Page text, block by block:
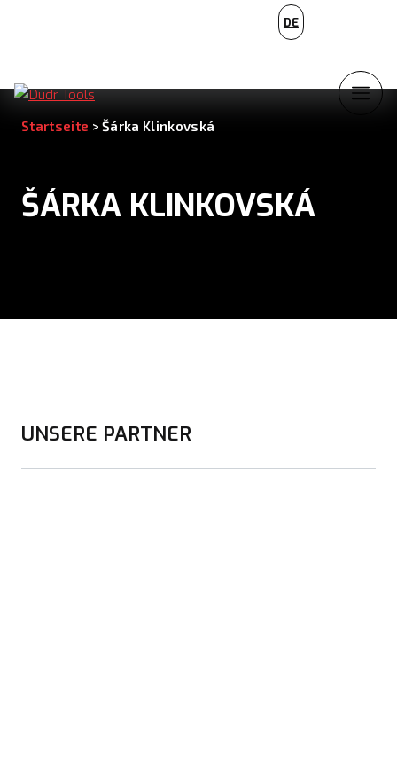
DE
Startseite >Šárka Klinkovská
ŠÁRKA KLINKOVSKÁ
UNSERE PARTNER